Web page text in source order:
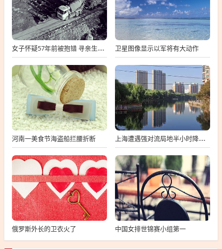
女子怀疑57年前被抱错 寻亲生父母 卫星图像显示以军将有大动作
河南一美食节海盗船拦腰折断 上海遭遇强对流局地半小时降温13℃
俄罗斯外长的卫衣火了 中国女排世锦赛小组第一